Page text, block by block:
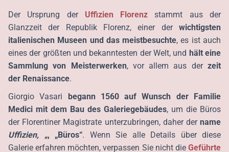
Der Ursprung derUffizien Florenz stammt aus der
Glanzzeit der Republik Florenz, einer der wichtigsten
italienischen Museen und das meistbesuchte, es ist auch
eines der größten und bekanntesten der Welt, und hält eine
Sammlung von Meisterwerken, vor allem aus derzeit
der Renaissance.
Giorgio Vasari begann 1560 auf Wunsch der Familie
Medici mit dem Bau des Galeriegebäudes, um die Büros
der Florentiner Magistrate unterzubringen, daher der name
Uffizien, „, „Büros“. Wenn Sie alle Details über diese
Galerie erfahren möchten, verpassen Sie nicht dieGeführte